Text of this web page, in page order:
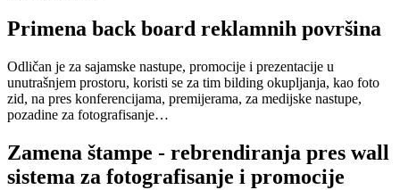
Primena back board reklamnih površina
Odličan je za sajamske nastupe, promocije i prezentacije u
unutrašnjem prostoru, koristi se za tim bilding okupljanja, kao foto
zid, na pres konferencijama, premijerama, za medijske nastupe,
pozadine za fotografisanje…
Zamena štampe - rebrendiranja pres wall
sistema za fotografisanje i promocije